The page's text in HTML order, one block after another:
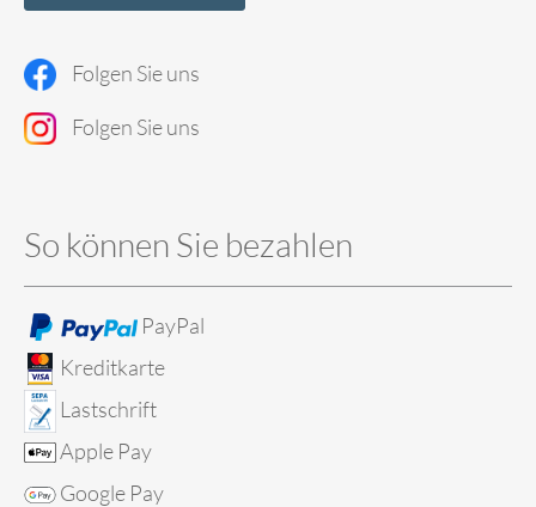
Folgen Sie uns
Folgen Sie uns
So können Sie bezahlen
PayPal
Kreditkarte
Lastschrift
Apple Pay
Google Pay